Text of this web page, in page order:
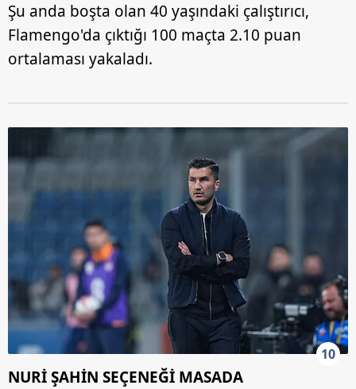
Şu anda boşta olan 40 yaşındaki çalıştırıcı,
Flamengo'da çıktığı 100 maçta 2.10 puan
ortalaması yakaladı.
10
NURİ ŞAHİN SEÇENEĞİ MASADA